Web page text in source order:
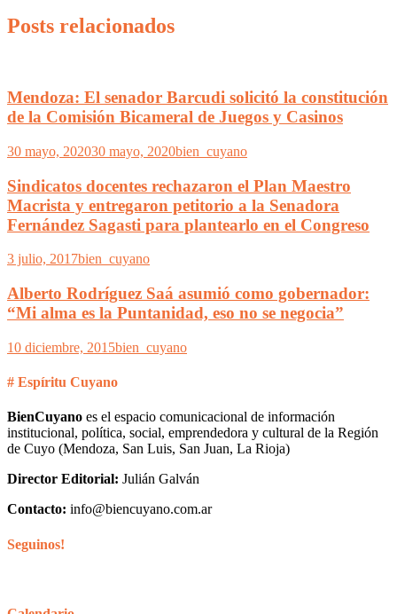
Posts relacionados
Mendoza: El senador Barcudi solicitó la constitución
de la Comisión Bicameral de Juegos y Casinos
30 mayo, 202030 mayo, 2020bien_cuyano
Sindicatos docentes rechazaron el Plan Maestro
Macrista y entregaron petitorio a la Senadora
Fernández Sagasti para plantearlo en el Congreso
3 julio, 2017bien_cuyano
Alberto Rodríguez Saá asumió como gobernador:
“Mi alma es la Puntanidad, eso no se negocia”
10 diciembre, 2015bien_cuyano
# Espíritu Cuyano
BienCuyano es el espacio comunicacional de información
institucional, política, social, emprendedora y cultural de la Región
de Cuyo (Mendoza, San Luis, San Juan, La Rioja)
Director Editorial: Julián Galván
Contacto: info@biencuyano.com.ar
Seguinos!